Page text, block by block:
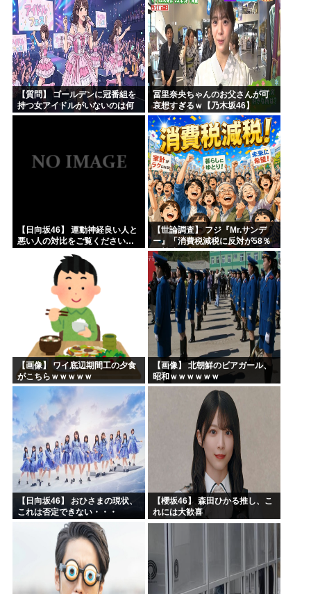
映画『ブルーロック』さん、大コケ⚽️
性行為の同意のお勉強漫画が192.1万バズ！！！お前らも...
バニー描いたよ?
無職転生、正ヒロインがフィギュア化www
【質問】 ゴールデンに冠番組を
持つ女アイドルがいないのは何
故なのか？
冨里奈央ちゃんのお父さんが可
哀想すぎるｗ【乃木坂46】
【日向坂46】 運動神経良い人と
悪い人の対比をご覧ください…
【世論調査】 フジ『Mr.サンデ
ー』「消費税減税に反対が58％
で賛成を上回る！」 → ｗｗｗｗ
ｗｗｗｗｗｗｗｗｗｗｗｗ
【画像】 ワイ底辺期間工の夕食
がこちらｗｗｗｗｗ
【画像】 北朝鮮のビアガール、
昭和ｗｗｗｗｗｗ
【日向坂46】 おひさまの現状、
これは否定できない・・・
【櫻坂46】 森田ひかる推し、こ
れには大歓喜